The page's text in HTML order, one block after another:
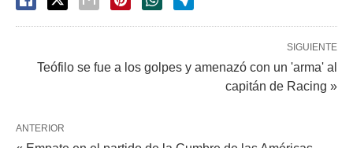
SIGUIENTE
Teófilo se fue a los golpes y amenazó con un 'arma' al
capitán de Racing »
ANTERIOR